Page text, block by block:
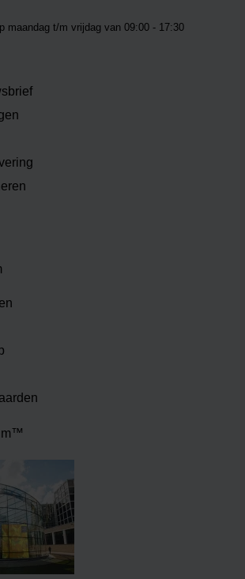
maandag t/m vrijdag van 09:00 - 17:30